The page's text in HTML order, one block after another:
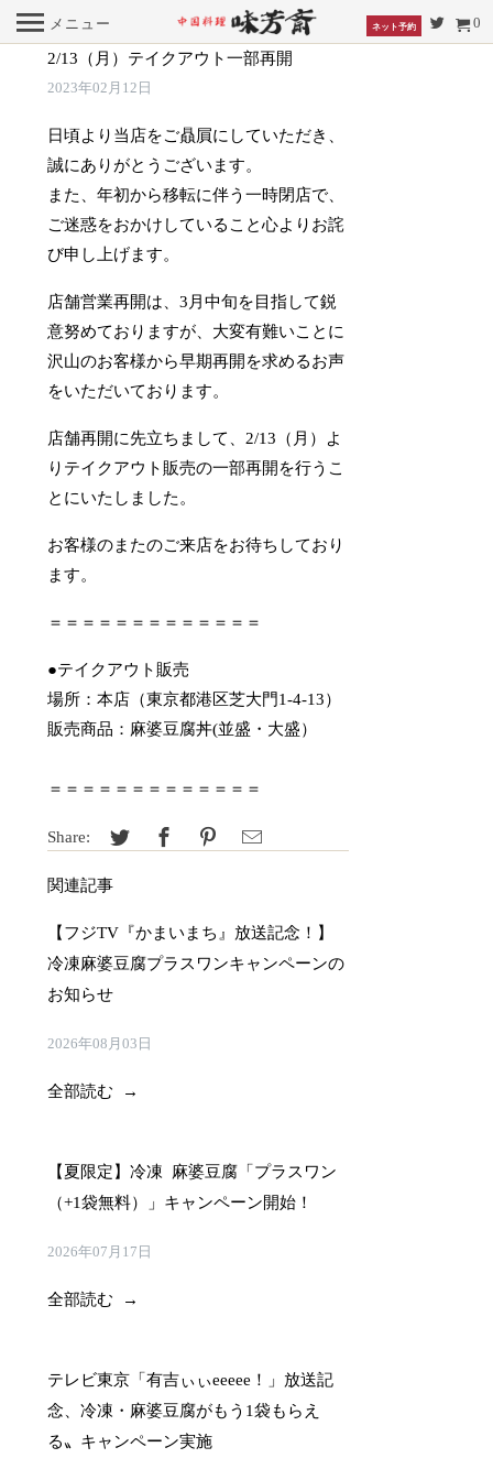
メニュー ネット予約 0
2/13（月）テイクアウト一部再開
2023年02月12日
日頃より当店をご贔屓にしていただき、
誠にありがとうございます。
また、年初から移転に伴う一時閉店で、
ご迷惑をおかけしていること心よりお詫
び申し上げます。
店舗営業再開は、3月中旬を目指して鋭
意努めておりますが、大変有難いことに
沢山のお客様から早期再開を求めるお声
をいただいております。
店舗再開に先立ちまして、2/13（月）よ
りテイクアウト販売の一部再開を行うこ
とにいたしました。
お客様のまたのご来店をお待ちしており
ます。
＝＝＝＝＝＝＝＝＝＝＝＝＝
●テイクアウト販売
場所：本店（東京都港区芝大門1-4-13）
販売商品：麻婆豆腐丼(並盛・大盛）
＝＝＝＝＝＝＝＝＝＝＝＝＝
Share:
関連記事
【フジTV『かまいまち』放送記念！】
冷凍麻婆豆腐プラスワンキャンペーンの
お知らせ
2026年08月03日
全部読む →
【夏限定】冷凍 麻婆豆腐「プラスワン
（+1袋無料）」キャンペーン開始！
2026年07月17日
全部読む →
テレビ東京「有吉ぃぃeeeee！」放送記
念、冷凍・麻婆豆腐がもう1袋もらえ
る〟キャンペーン実施